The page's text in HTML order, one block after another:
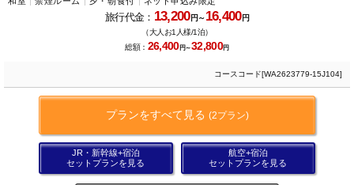
旅行代金： 13,200円～16,400円
（大人お1人様/1泊）
総額： 26,400円～32,800円
コースコード[WA2623779-15J104]
プランをすべて見る (2プラン)
JR・新幹線+宿泊
セットプランを見る
航空+宿泊
セットプランを見る